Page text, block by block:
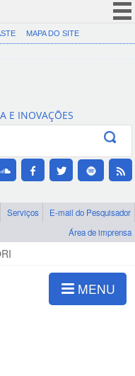
CORONAVÍRUS (COVID-19)
Canais
MAPA DO SITE
E INOVAÇÕES
Serviços
E-mail do Pesquisador
Área de imprensa
MENU